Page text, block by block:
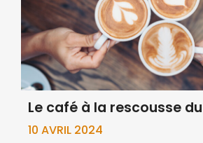
Le café à la rescousse
10 AVRIL 2024